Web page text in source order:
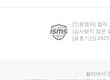
[인증범위] 컬리
(심사받지 않은
[유효기간]
컬리에서